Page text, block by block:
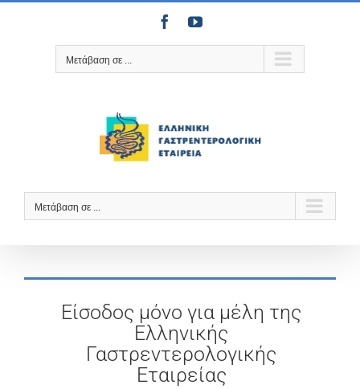
Μετάβαση
FacebookYouTube
Μετάβαση σε ...
Μετάβαση σε ...
Είσοδος μόνο για μέλη της
Ελληνικής
Γαστρεντερολογικής
Εταιρείας